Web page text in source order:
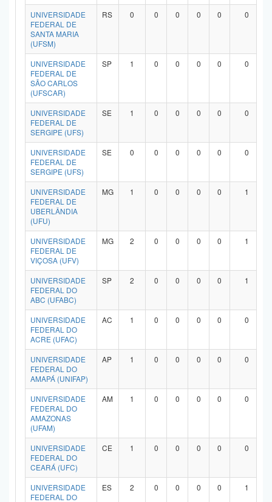
UNIVERSIDADE
FEDERAL DE
SANTA MARIA
(UFSM)
RS 0 0 0 0 0 0
UNIVERSIDADE
FEDERAL DE
SÃO CARLOS
(UFSCAR)
SP 1 0 0 0 0 0
UNIVERSIDADE
FEDERAL DE
SERGIPE (UFS)
SE 1 0 0 0 0 0
UNIVERSIDADE
FEDERAL DE
SERGIPE (UFS)
SE 0 0 0 0 0 0
UNIVERSIDADE
FEDERAL DE
UBERLÂNDIA
(UFU)
MG 1 0 0 0 0 1
UNIVERSIDADE
FEDERAL DE
VIÇOSA (UFV)
MG 2 0 0 0 0 1
UNIVERSIDADE
FEDERAL DO
ABC (UFABC)
SP 2 0 0 0 0 1
UNIVERSIDADE
FEDERAL DO
ACRE (UFAC)
AC 1 0 0 0 0 0
UNIVERSIDADE
FEDERAL DO
AMAPÁ (UNIFAP)
AP 1 0 0 0 0 0
UNIVERSIDADE
FEDERAL DO
AMAZONAS
(UFAM)
AM 1 0 0 0 0 0
UNIVERSIDADE
FEDERAL DO
CEARÁ (UFC)
CE 1 0 0 0 0 0
UNIVERSIDADE
FEDERAL DO
ES 2 0 0 0 0 1